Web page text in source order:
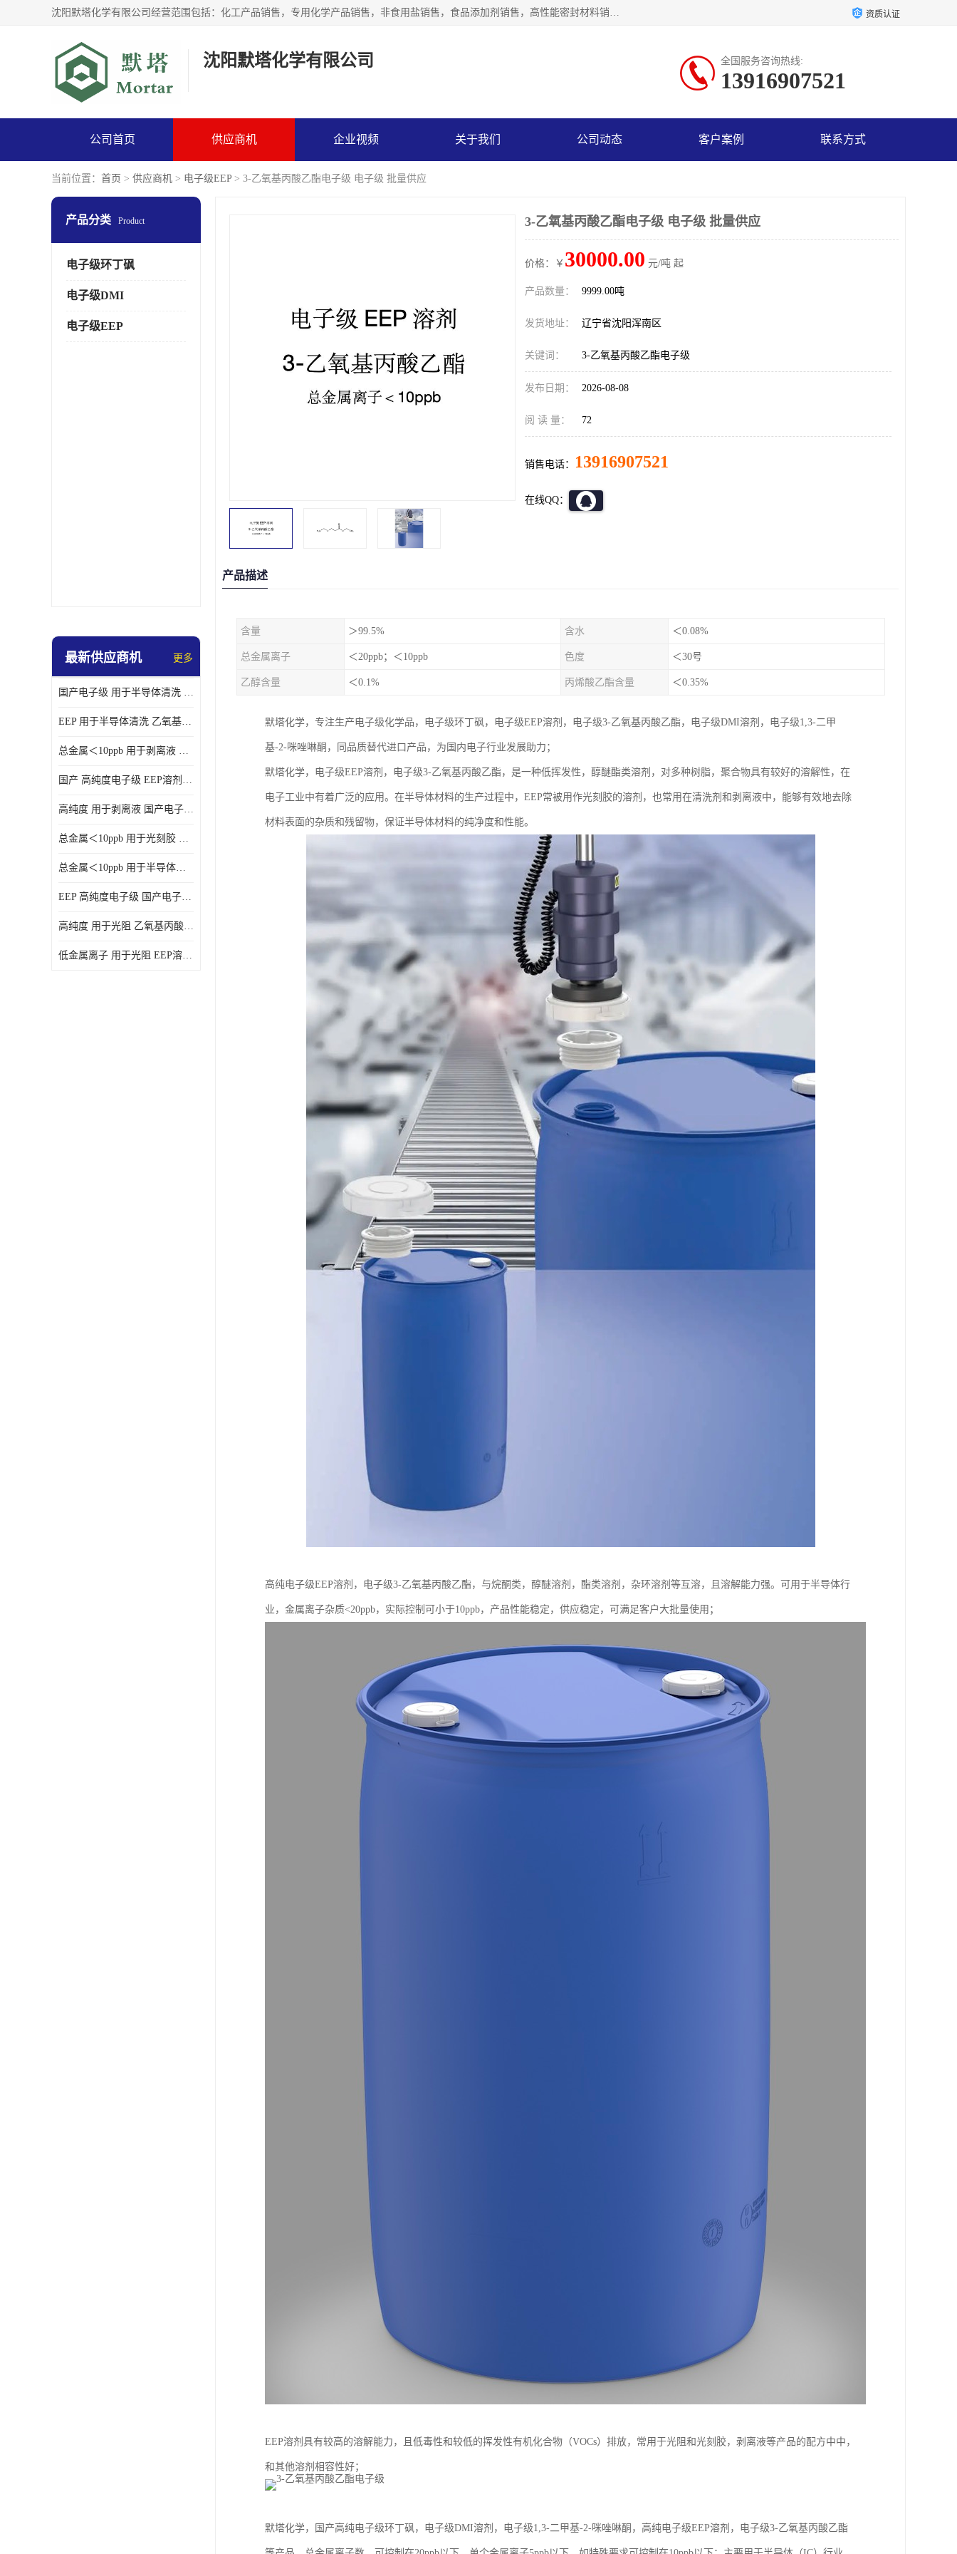
沈阳默塔化学有限公司经营范围包括：化工产品销售，专用化学产品销售，非食用盐销售，食品添加剂销售，高性能密封材料销售，涂料销售，合成材料销售，工程塑料及合成树脂销售等；主要产品有高纯电子级环丁砜，总金属离子可控制在ppb级别、纯度高、颜色浅、耐高温分解时间长，特别适合于半导体制造，硅片晶圆制造，清洗湿电子化学品，锂电池电解液，电子油墨，特种材料等高端行业；也适用于医药合成。 资质认证
沈阳默塔化学有限公司 全国服务咨询热线:
13916907521
公司首页 供应商机 企业视频 关于我们 公司动态 客户案例 联系方式
当前位置： 首页 > 供应商机 > 电子级EEP > 3-乙氧基丙酸乙酯电子级 电子级 批量供应
产品分类 Product
电子级环丁砜
电子级DMI
电子级EEP
最新供应商机 更多
国产电子级 用于半导体清洗 EEP溶剂电子级
EEP 用于半导体清洗 乙氧基丙酸乙酯电子级
总金属＜10ppb 用于剥离液 电子级EEP
国产 高纯度电子级 EEP溶剂电子级
高纯度 用于剥离液 国产电子级EEP
总金属＜10ppb 用于光刻胶 电子级EEP溶剂
总金属＜10ppb 用于半导体清洗 3-乙氧基丙酸乙酯电子级
EEP 高纯度电子级 国产电子级EEP
高纯度 用于光阻 乙氧基丙酸乙酯电子级
低金属离子 用于光阻 EEP溶剂电子级
3-乙氧基丙酸乙酯电子级 电子级 批量供应
价格：￥ 30000.00 元/吨 起
产品数量： 9999.00吨
发货地址： 辽宁省沈阳浑南区
关键词： 3-乙氧基丙酸乙酯电子级
发布日期： 2026-08-08
阅 读 量： 72
销售电话： 13916907521
在线QQ：
产品描述
含量 ＞99.5% 含水 ＜0.08%
总金属离子 ＜20ppb；＜10ppb 色度 ＜30号
乙醇含量 ＜0.1% 丙烯酸乙酯含量 ＜0.35%
默塔化学，专注生产电子级化学品，电子级环丁砜，电子级EEP溶剂，电子级3-乙氧基丙酸乙酯，电子级DMI溶剂，电子级1,3-二甲
基-2-咪唑啉酮，同品质替代进口产品，为国内电子行业发展助力；
默塔化学，电子级EEP溶剂，电子级3-乙氧基丙酸乙酯，是一种低挥发性，醇醚酯类溶剂，对多种树脂，聚合物具有较好的溶解性，在
电子工业中有着广泛的应用。在半导体材料的生产过程中，EEP常被用作光刻胶的溶剂，也常用在清洗剂和剥离液中，能够有效地去除
材料表面的杂质和残留物，保证半导体材料的纯净度和性能。
高纯电子级EEP溶剂，电子级3-乙氧基丙酸乙酯，与烷酮类，醇醚溶剂，酯类溶剂，杂环溶剂等互溶，且溶解能力强。可用于半导体行
业，金属离子杂质<20ppb，实际控制可小于10ppb，产品性能稳定，供应稳定，可满足客户大批量使用；
EEP溶剂具有较高的溶解能力，且低毒性和较低的挥发性有机化合物（VOCs）排放，常用于光阻和光刻胶，剥离液等产品的配方中中，
和其他溶剂相容性好；
默塔化学，国产高纯电子级环丁砜，电子级DMI溶剂，电子级1,3-二甲基-2-咪唑啉酮，高纯电子级EEP溶剂，电子级3-乙氧基丙酸乙酯